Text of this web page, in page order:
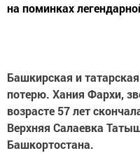
на поминках
Башкирская и
потерю. Хания Фархи,
возрасте 57 лет
Верхняя Салаевка
Башкортостана.